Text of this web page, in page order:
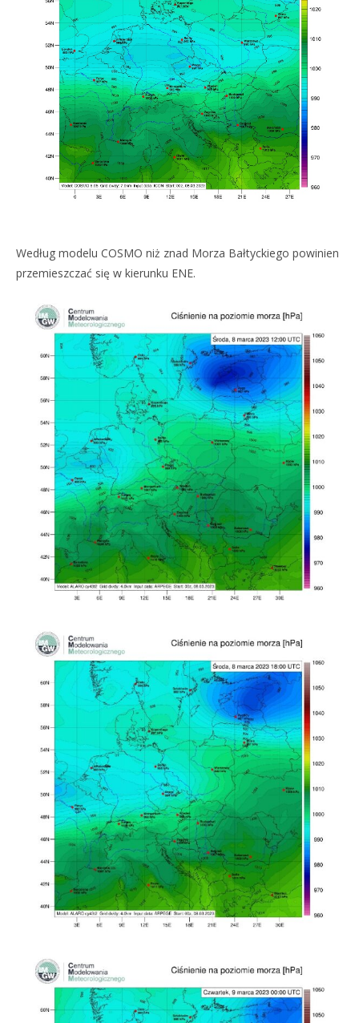
Według modelu COSMO niż znad Morza Bałtyckiego powinien
przemieszczać się w kierunku ENE.